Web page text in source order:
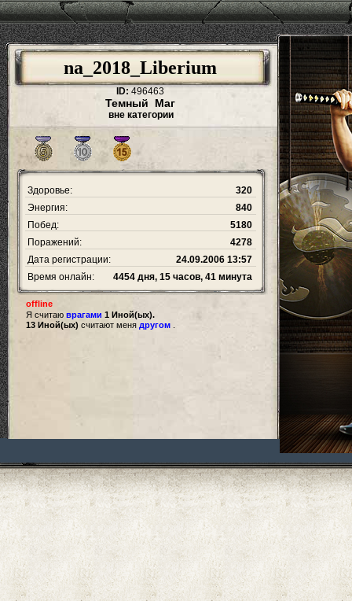
na_2018_Liberium
ID: 496463
Темный Маг
вне категории
Здоровье:
320
Энергия:
840
Побед:
5180
Поражений:
4278
Дата регистрации:
24.09.2006 13:57
Время онлайн:
4454 дня, 15 часов, 41 минута
offline
Я считаю врагами 1 Иной(ых).
13 Иной(ых) считают меня другом